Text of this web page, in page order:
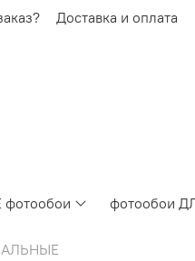
Доставка и оплата
фотообои